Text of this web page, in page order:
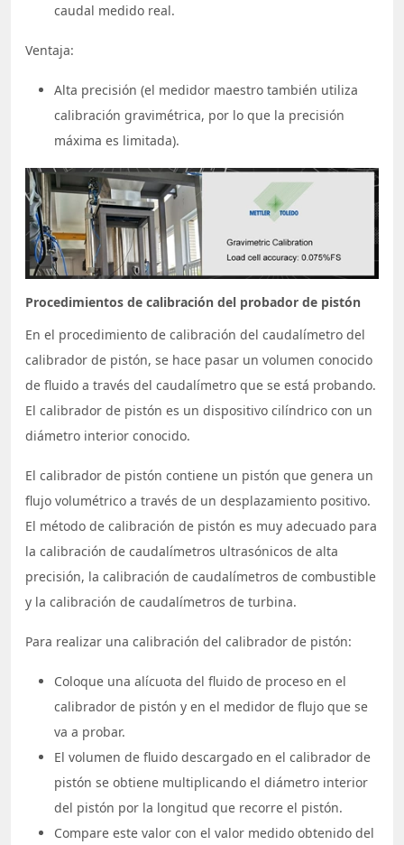
caudal medido real.
Ventaja:
Alta precisión (el medidor maestro también utiliza
calibración gravimétrica, por lo que la precisión
máxima es limitada).
Procedimientos de calibración del probador de pistón
En el procedimiento de calibración del caudalímetro del
calibrador de pistón, se hace pasar un volumen conocido
de fluido a través del caudalímetro que se está probando.
El calibrador de pistón es un dispositivo cilíndrico con un
diámetro interior conocido.
El calibrador de pistón contiene un pistón que genera un
flujo volumétrico a través de un desplazamiento positivo.
El método de calibración de pistón es muy adecuado para
la calibración de caudalímetros ultrasónicos de alta
precisión, la calibración de caudalímetros de combustible
y la calibración de caudalímetros de turbina.
Para realizar una calibración del calibrador de pistón:
Coloque una alícuota del fluido de proceso en el
calibrador de pistón y en el medidor de flujo que se
va a probar.
El volumen de fluido descargado en el calibrador de
pistón se obtiene multiplicando el diámetro interior
del pistón por la longitud que recorre el pistón.
Compare este valor con el valor medido obtenido del